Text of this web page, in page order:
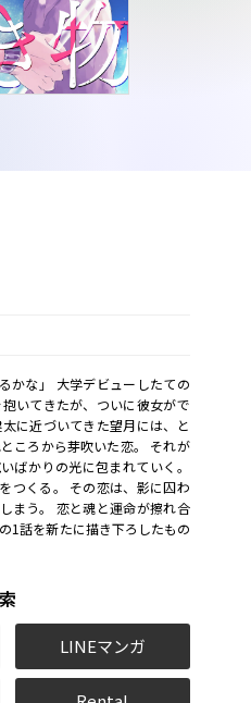
かな」 大学デビューしたての
いてきたが、ついに彼女がで
に近づいてきた望月には、と
ころから芽吹いた恋。 それが
ばかりの光に包まれていく。
つくる。 その恋は、影に囚わ
まう。 恋と魂と運命が擦れ合
1話を新たに描き下ろしたもの
LINEマンガ